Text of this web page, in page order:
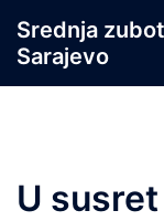
content
Srednja
Sarajevo
U